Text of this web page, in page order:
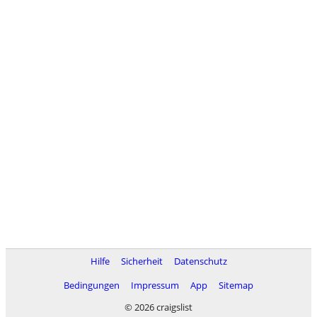
Hilfe Sicherheit
Datenschutz
Bedingungen
Impressum App
Sitemap
© 2026 craigslist